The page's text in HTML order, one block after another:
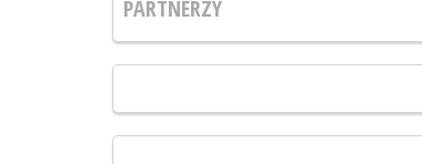
PARTNERZY